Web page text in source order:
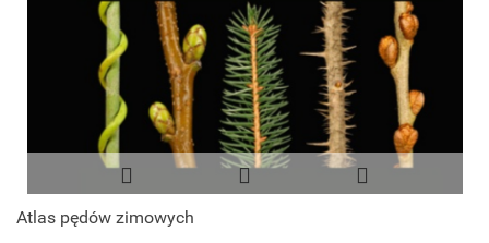
Atlas pędów zimowych